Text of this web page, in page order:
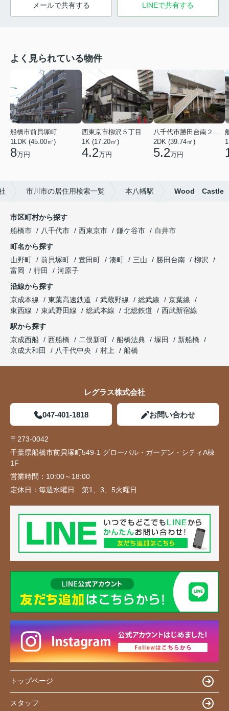
メールで共有する LINEで共有する
よく見られている物件
船橋市前貝塚町
1LDK (45.00㎡)
8万円
西東京市柳沢５丁目
1K (17.20㎡)
4.2万円
八千代市勝田台南２丁目
2DK (39.74㎡)
5.2万円
市川市の居住用検索一覧 本八幡駅 Wood Castle
市区町村から探す
船橋市
八千代市 西東京市 鎌ケ谷市
白井市
町名から探す
山野町
前貝塚町 萱田町 湊町 三山 勝田台南
柳沢
富岡
行田
河原子
沿線から探す
京成本線
東葉高速鉄道 武蔵野線 総武線
京葉線
東西線
東武野田線 総武本線 北総鉄道
西武新宿線
駅から探す
京成西船
西船橋 二俣新町 船橋法典 塚田
新船橋
京成大和田
八千代中央 村上 船橋
レグラス株式会社
047-401-1818 お問い合わせ
〒273-0042
千葉県船橋市前貝塚町549-1 グローバル・ガーデン・シティA棟
1F
営業時間： 10:00～18:00
定休日： 毎週水曜日 第1、3、5火曜日
トップページ
スタッフ